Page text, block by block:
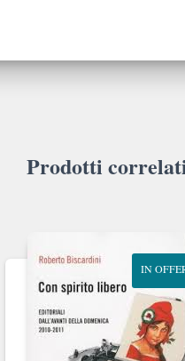
Prodotti
IN